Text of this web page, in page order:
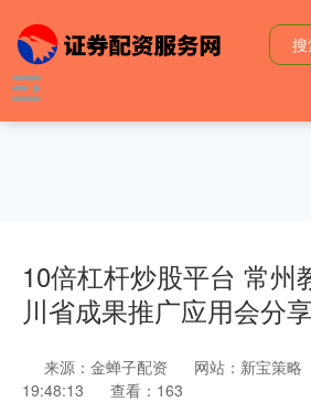
10倍杠杆炒股平台 常州
川省成果推广应用会分
来源：金蝉子配资 网站：新宝策略
19:48:13
查看：163